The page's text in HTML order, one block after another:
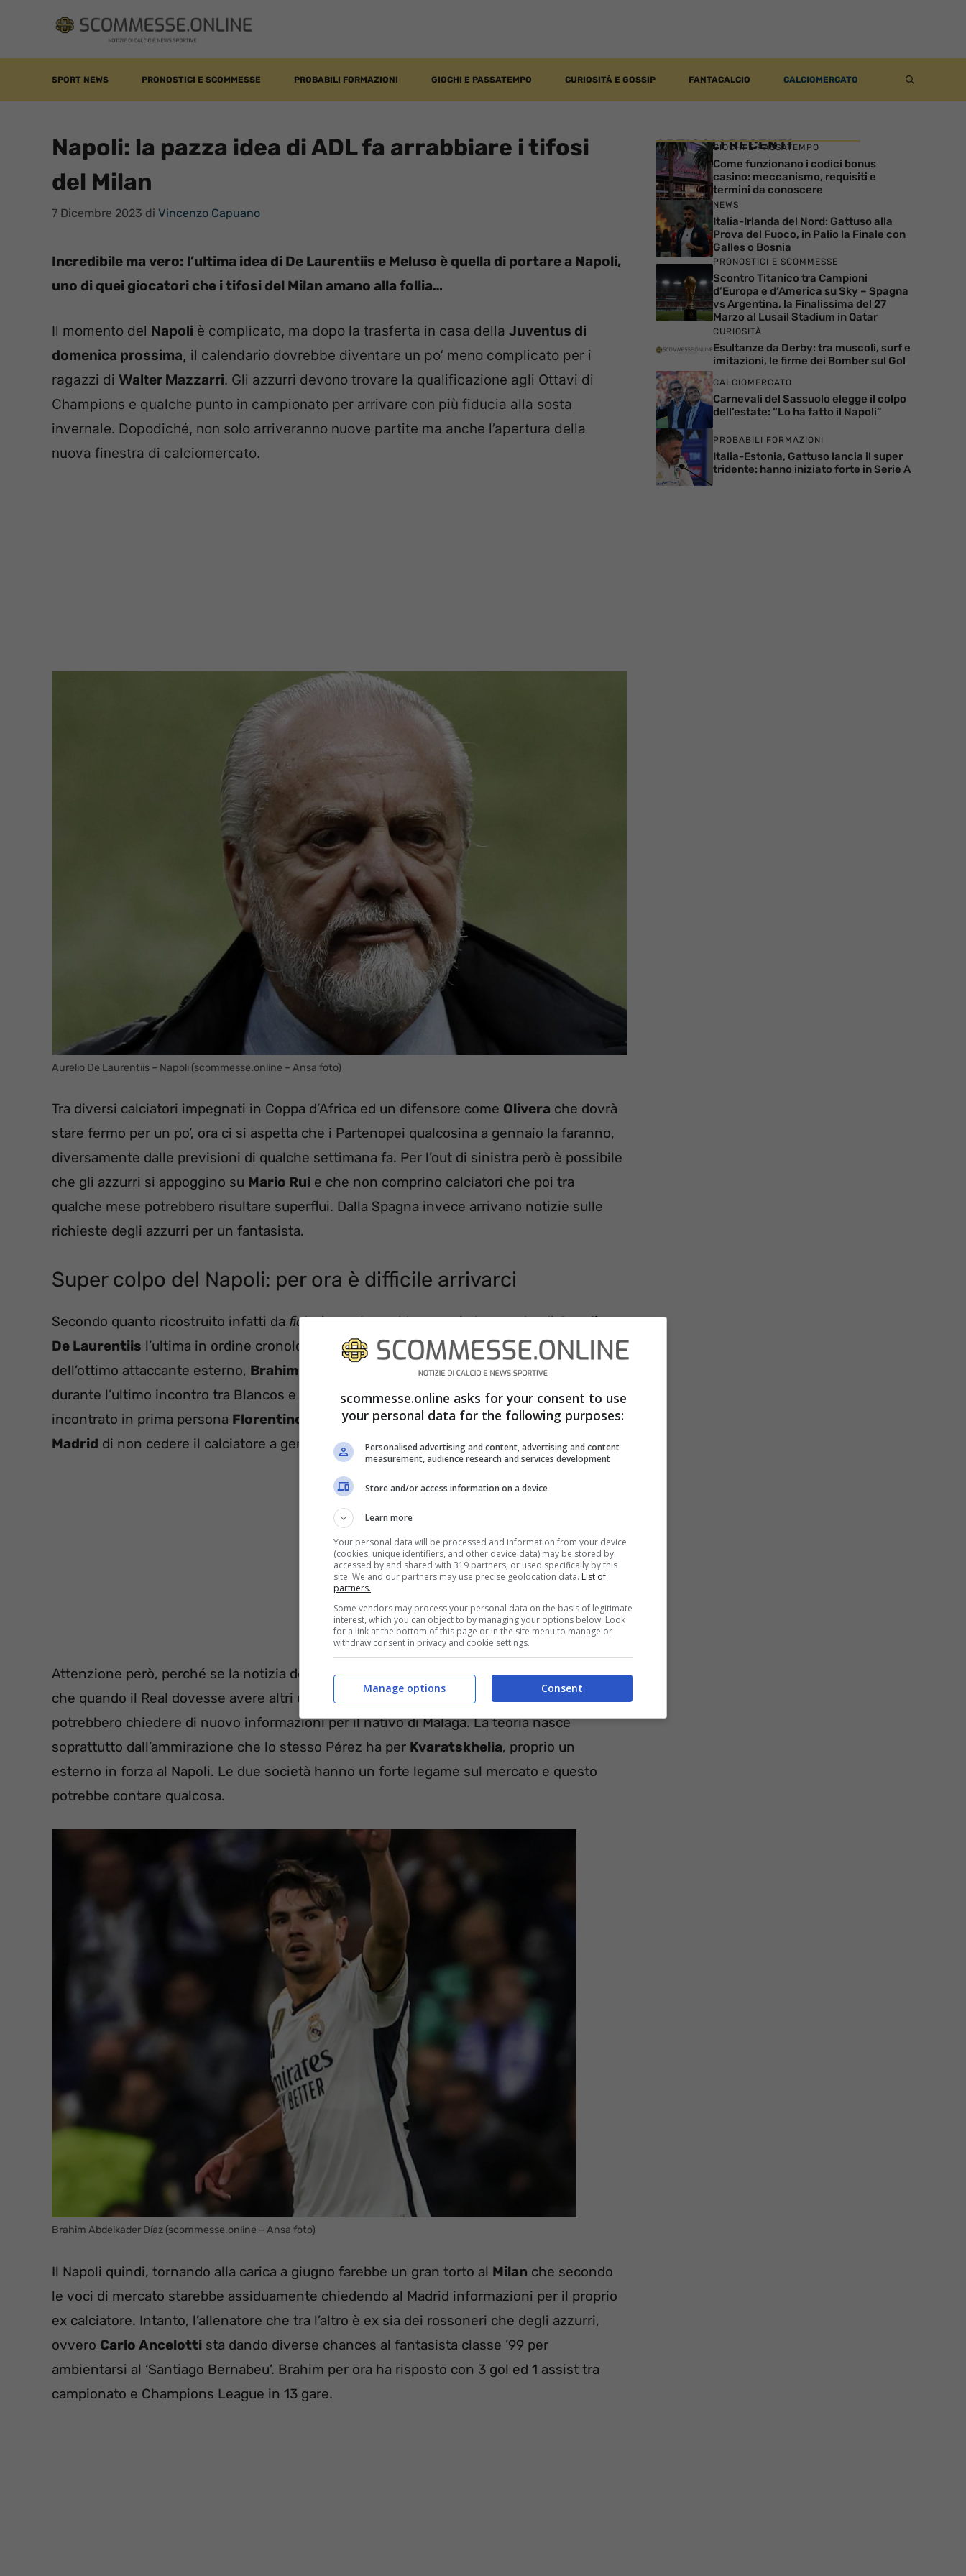
contenuto
SPORT NEWS PRONOSTICI E SCOMMESSE PROBABILI FORMAZIONI GIOCHI E PASSATEMPO CURIOSITÀ E GOSSIP FANTACALCIO CALCIOMERCATO
Napoli: la pazza idea di ADL fa arrabbiare i tifosi
del Milan
7 Dicembre 2023 di Vincenzo Capuano
Incredibile ma vero: l’ultima idea di De Laurentiis e Meluso è quella di portare a Napoli,
uno di quei giocatori che i tifosi del Milan amano alla follia…
Il momento del Napoli è complicato, ma dopo la trasferta in casa della Juventus di
domenica prossima, il calendario dovrebbe diventare un po’ meno complicato per i
ragazzi di Walter Mazzarri. Gli azzurri devono trovare la qualificazione agli Ottavi di
Champions e qualche punto in campionato per arrivare con più fiducia alla sosta
invernale. Dopodiché, non solo arriveranno nuove partite ma anche l’apertura della
nuova finestra di calciomercato.
Aurelio De Laurentiis – Napoli (scommesse.online – Ansa foto)
Tra diversi calciatori impegnati in Coppa d’Africa ed un difensore come Olivera che dovrà
stare fermo per un po’, ora ci si aspetta che i Partenopei qualcosina a gennaio la faranno,
diversamente dalle previsioni di qualche settimana fa. Per l’out di sinistra però è possibile
che gli azzurri si appoggino su Mario Rui e che non comprino calciatori che poi tra
qualche mese potrebbero risultare superflui. Dalla Spagna invece arrivano notizie sulle
richieste degli azzurri per un fantasista.
Super colpo del Napoli: per ora è difficile arrivarci
Secondo quanto ricostruito infatti da fichajes.net, sarebbe proprio la squadra diAurelio
De Laurentiis l’ultima in ordine cronologico a chiedere informazioni a proposito
dell’ottimo attaccante esterno, Brahim Díaz. Riportando le notizie diDefensa Central
durante l’ultimo incontro tra Blancos e Partenopei, il presidente del Napoli avrebbe
incontrato in prima persona Florentino Pérezche avrebbe già confermato l’idea delReal
Madrid di non cedere il calciatore a gennaio.
Attenzione però, perché se la notizia dell’interesse del Napoli fosse vera, non è escluso
che quando il Real dovesse avere altri uomini interessanti in rosa, proprio gli azzurri
potrebbero chiedere di nuovo informazioni per il nativo di Malaga. La teoria nasce
soprattutto dall’ammirazione che lo stesso Pérez ha per Kvaratskhelia, proprio un
esterno in forza al Napoli. Le due società hanno un forte legame sul mercato e questo
potrebbe contare qualcosa.
Brahim Abdelkader Díaz (scommesse.online – Ansa foto)
Il Napoli quindi, tornando alla carica a giugno farebbe un gran torto al Milan che secondo
le voci di mercato starebbe assiduamente chiedendo al Madrid informazioni per il proprio
ex calciatore. Intanto, l’allenatore che tra l’altro è ex sia dei rossoneri che degli azzurri,
ovvero Carlo Ancelotti sta dando diverse chances al fantasista classe ’99 per
ambientarsi al ‘Santiago Bernabeu’. Brahim per ora ha risposto con 3 gol ed 1 assist tra
campionato e Champions League in 13 gare.
ARTICOLI RECENTI
GIOCHI E PASSATEMPO
Come funzionano i codici bonus
casino: meccanismo, requisiti e
termini da conoscere
NEWS
Italia-Irlanda del Nord: Gattuso alla
Prova del Fuoco, in Palio la Finale con
Galles o Bosnia
PRONOSTICI E SCOMMESSE
Scontro Titanico tra Campioni
d’Europa e d’America su Sky – Spagna
vs Argentina, la Finalissima del 27
Marzo al Lusail Stadium in Qatar
CURIOSITÀ
Esultanze da Derby: tra muscoli, surf e
imitazioni, le firme dei Bomber sul Gol
CALCIOMERCATO
Carnevali del Sassuolo elegge il colpo
dell’estate: “Lo ha fatto il Napoli”
PROBABILI FORMAZIONI
Italia-Estonia, Gattuso lancia il super
tridente: hanno iniziato forte in Serie A
scommesse.online asks for your consent to use
your personal data for the following purposes:
Personalised advertising and content, advertising and content
measurement, audience research and services development
Store and/or access information on a device
Learn more
Your personal data will be processed and information from your device
(cookies, unique identifiers, and other device data) may be stored by,
accessed by and shared with 319 partners, or used specifically by this
site. We and our partners may use precise geolocation data. List of
partners.
Some vendors may process your personal data on the basis of legitimate
interest, which you can object to by managing your options below. Look
for a link at the bottom of this page or in the site menu to manage or
withdraw consent in privacy and cookie settings.
Consent
Manage options